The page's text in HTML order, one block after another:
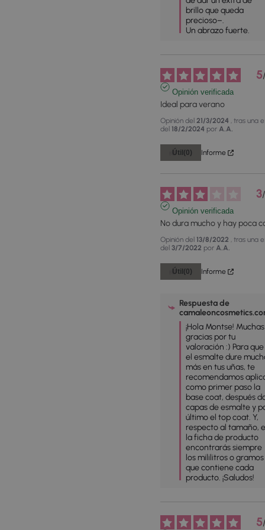
brillo que queda
precioso–.
Un abrazo fuerte.
5
Opinión verificada
Ideal para verano
Opinión del 21/3/2024 , tras una
del 18/2/2024 por A.A.
Útil (0) Informe
3/
Opinión verificada
No dura mucho y hay poca
Opinión del 13/8/2022 , tras una
del 3/7/2022 por A.A.
Útil (0) Informe
Respuesta de
¡Hola Montse! Muchas
gracias por tu
valoración :) Para que
el esmalte dure
más en tus uñas, te
recomendamos
como primer paso la
base coat, después
capas de esmalte y
último el top coat. Y,
respecto al tamaño,
la ficha de producto
encontrarás siempre
los mililitros o gramos
que contiene cada
producto. ¡Saludos!
5